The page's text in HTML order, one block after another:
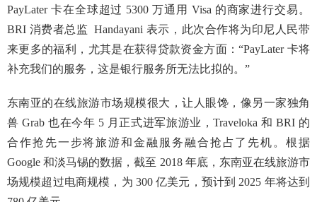
PayLater 卡在全球超过 5300 万通用 Visa 的商家进行交易。
BRI 消费者总监 Handayani 表示，此次合作将为印尼人民带
来更多的福利，尤其是在获得贷款资金方面：“PayLater 卡将
补充我们的服务，这是银行服务所无法比拟的。”
东南亚的在线旅游市场规模很大，让人眼馋，像另一家独角
兽 Grab 也在今年 5 月正式进军旅游业，Traveloka 和 BRI 的
合作抢先一步将旅游和金融服务融合抢占了先机。根据
Google 和淡马锡的数据，截至 2018 年底，东南亚在线旅游市
场规模超过电商规模，为 300 亿美元，预计到 2025 年将达到